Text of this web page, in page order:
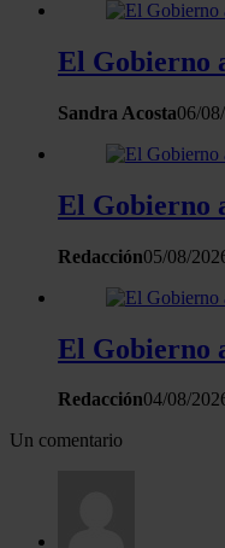
El Gobierno
Sandra Acosta06/
El Gobierno
Redacción05/08/
El Gobierno
Redacción04/08/
Un comentario